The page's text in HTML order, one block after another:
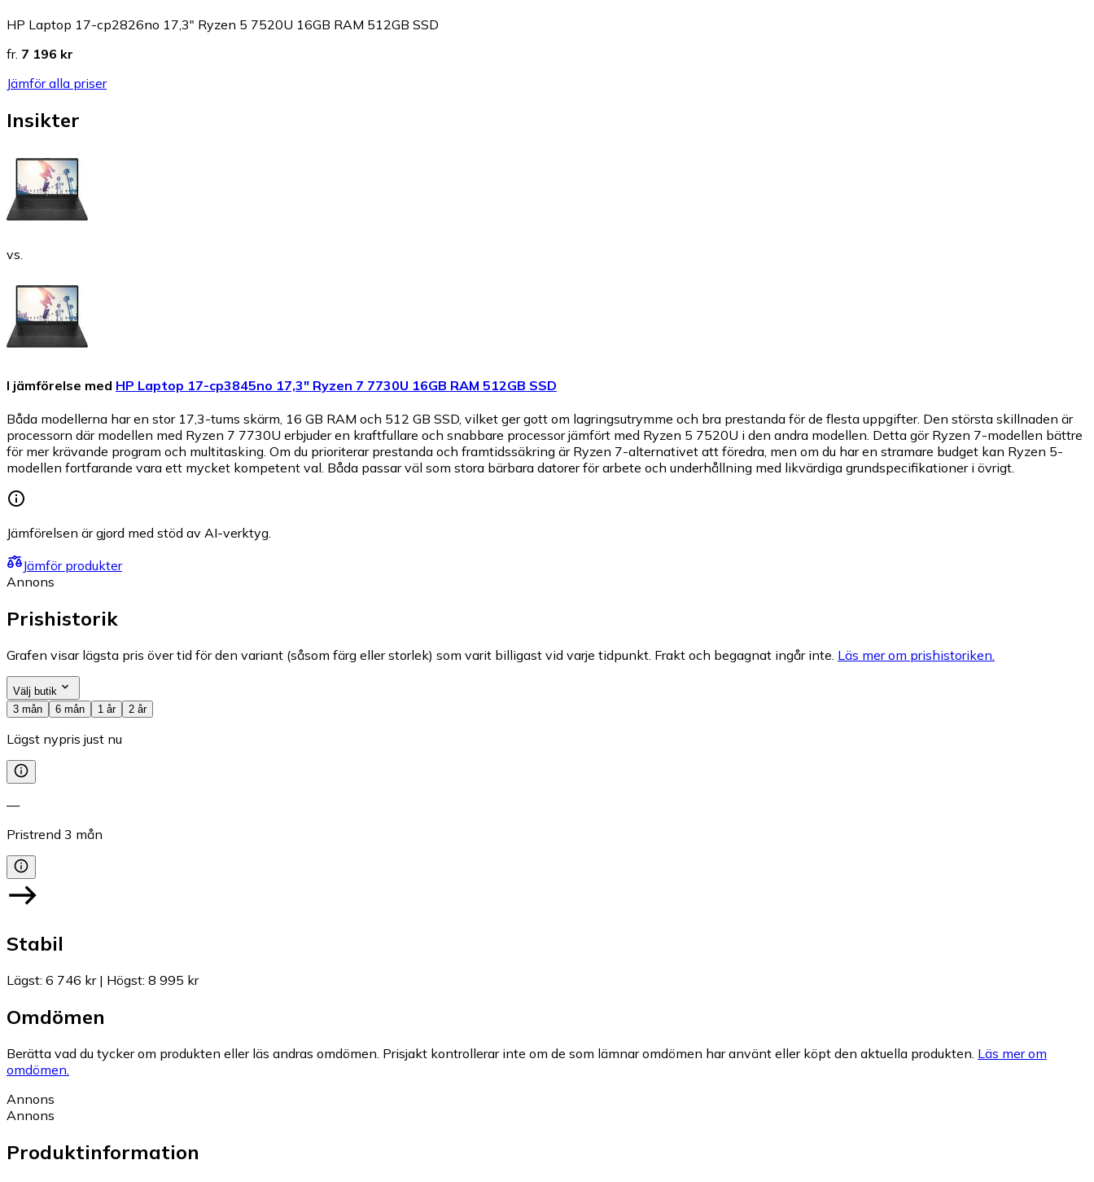
HP Laptop 17-cp2826no 17,3" Ryzen 5 7520U 16GB RAM 512GB SSD
fr. 7 196 kr
Jämför alla priser
Insikter
vs.
I jämförelse med HP Laptop 17-cp3845no 17,3" Ryzen 7 7730U 16GB RAM 512GB SSD
Båda modellerna har en stor 17,3-tums skärm, 16 GB RAM och 512 GB SSD, vilket ger gott om lagringsutrymme och bra prestanda för de flesta uppgifter. Den största skillnaden är
processorn där modellen med Ryzen 7 7730U erbjuder en kraftfullare och snabbare processor jämfört med Ryzen 5 7520U i den andra modellen. Detta gör Ryzen 7-modellen bättre
för mer krävande program och multitasking. Om du prioriterar prestanda och framtidssäkring är Ryzen 7-alternativet att föredra, men om du har en stramare budget kan Ryzen 5-
modellen fortfarande vara ett mycket kompetent val. Båda passar väl som stora bärbara datorer för arbete och underhållning med likvärdiga grundspecifikationer i övrigt.
Jämförelsen är gjord med stöd av AI-verktyg.
Jämför produkter
Annons
Prishistorik
Grafen visar lägsta pris över tid för den variant (såsom färg eller storlek) som varit billigast vid varje tidpunkt. Frakt och begagnat ingår inte. Läs mer om prishistoriken.
Välj butik
3 mån
6 mån 1 år 2 år
Lägst nypris just nu
—
Pristrend 3 mån
Stabil
Lägst: 6 746 kr| Högst: 8 995 kr
Omdömen
Berätta vad du tycker om produkten eller läs andras omdömen. Prisjakt kontrollerar inte om de som lämnar omdömen har använt eller köpt den aktuella produkten. Läs mer om
omdömen.
Annons
Annons
Produktinformation